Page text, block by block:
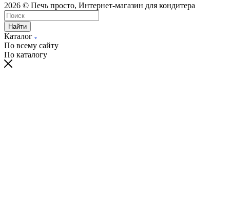
2026 © Печь просто, Интернет-магазин для кондитера
Найти
Каталог
По всему сайту
По каталогу